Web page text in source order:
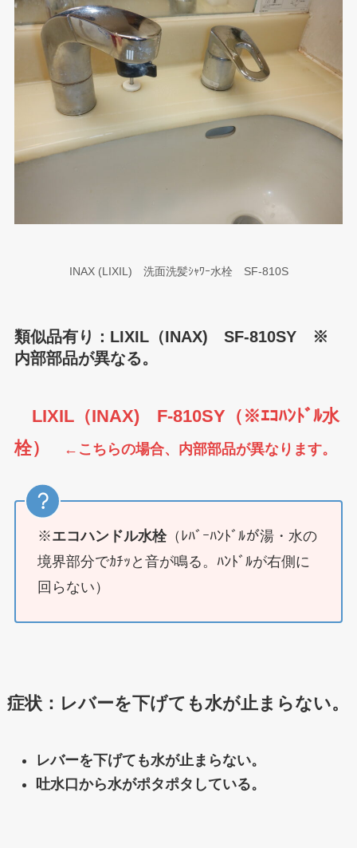
INAX (LIXIL) 洗面洗髪ｼｬﾜｰ水栓 SF-810S
類似品有り：LIXIL（INAX) SF-810SY ※
内部部品が異なる。
LIXIL（INAX) F-810SY（※ｴｺﾊﾝﾄﾞﾙ水
栓）
←こちらの場合、内部部品が異なります。
※エコハンドル水栓（ﾚﾊﾞｰﾊﾝﾄﾞﾙが湯・水の
境界部分でｶﾁｯと音が鳴る。ﾊﾝﾄﾞﾙが右側に
回らない）
症状：レバーを下げても水が止まらない。
レバーを下げても水が止まらない。
吐水口から水がポタポタしている。